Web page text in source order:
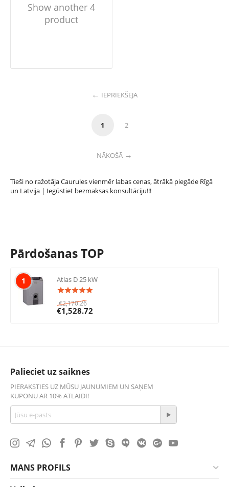
Show another 4
product
IEPRIEKŠĒJA
1 2
NĀKOŠĀ
Tieši no ražotāja Caurules vienmēr labas cenas, ātrākā piegāde Rīgā
un Latvija | Iegūstiet bezmaksas konsultāciju!!!‎
Pārdošanas TOP
1 Atlas D 25 kW
€2,170.26
€1,528.72
Palieciet uz saiknes
PIERAKSTIES UZ MŪSU JAUNUMIEM UN SAŅEM
KUPONU AR 10% ATLAIDI!
MANS PROFILS